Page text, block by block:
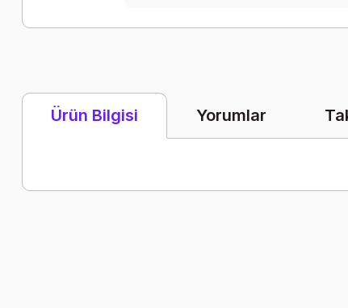
Ürün Bilgisi Yorumlar